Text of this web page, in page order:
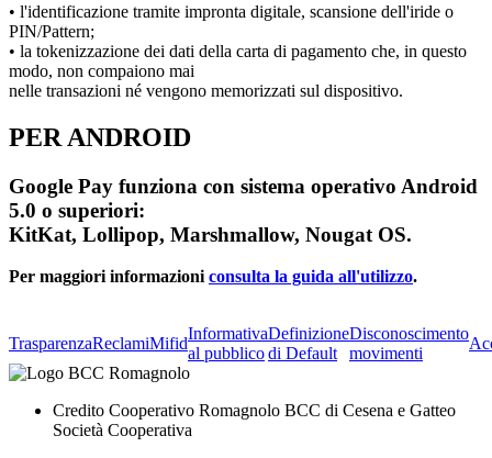
• l'identificazione tramite impronta digitale, scansione dell'iride o
PIN/Pattern;
• la tokenizzazione dei dati della carta di pagamento che, in questo
modo, non compaiono mai
nelle transazioni né vengono memorizzati sul dispositivo.
PER ANDROID
Google Pay funziona con sistema operativo Android
5.0 o superiori:
KitKat, Lollipop, Marshmallow, Nougat OS.
Per maggiori informazioni consulta la guida all'utilizzo.
TrasparenzaReclamiMifid
Informativa
al pubblico
Definizione
di Default
Disconoscimento
movimenti
Credito Cooperativo Romagnolo BCC di Cesena e Gatteo
Società Cooperativa